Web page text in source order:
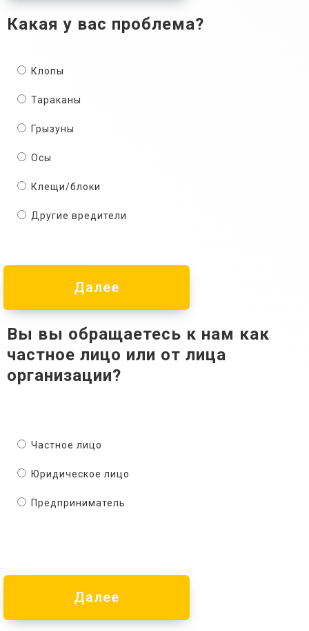
Какая у вас проблема?
Клопы
Тараканы
Грызуны
Осы
Клещи/блоки
Другие вредители
Далее
Вы вы обращаетесь к нам как
частное лицо или от лица
организации?
Частное лицо
Юридическое лицо
Предприниматель
Далее